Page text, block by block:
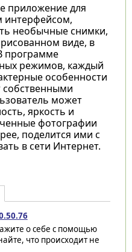
приложение для
интерфейсом,
необычные снимки,
виде, в
программе
режимов, каждый
особенности
собственными
может
яркость и
фотографии
поделится ими с
в сети Интернет.
о себе с помощью
что происходит не